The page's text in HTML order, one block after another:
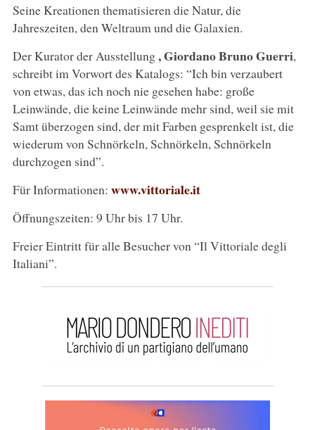
Seine Kreationen thematisieren die Natur, die
Jahreszeiten, den Weltraum und die Galaxien.
Der Kurator der Ausstellung, Giordano Bruno Guerri,
schreibt im Vorwort des Katalogs: “Ich bin verzaubert
von etwas, das ich noch nie gesehen habe: große
Leinwände, die keine Leinwände mehr sind, weil sie mit
Samt überzogen sind, der mit Farben gesprenkelt ist, die
wiederum von Schnörkeln, Schnörkeln, Schnörkeln
durchzogen sind”.
Für Informationen: www.vittoriale.it
Öffnungszeiten: 9 Uhr bis 17 Uhr.
Freier Eintritt für alle Besucher von “Il Vittoriale degli
Italiani”.